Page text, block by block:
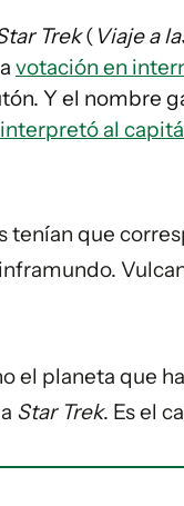
Trek( Viaje a
votación en
Y el nombre
al
tenían que
el planeta que
Star Trek. Es el